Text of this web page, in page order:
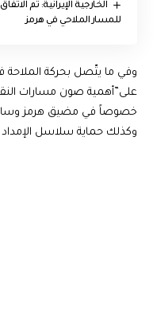
‏الخارجية الإيرانية: تم
للمسار الملاحي في هرمز
وفي ما يتّصل بحركة
على”أهمية صون مسارات
خصوصاً في مضيق هرمز وسائر
وكذلك حماية سلاسل الإمداد